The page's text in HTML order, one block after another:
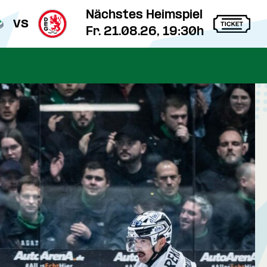
vs
Nächstes Heimspiel
Fr. 21.08.26, 19:30h